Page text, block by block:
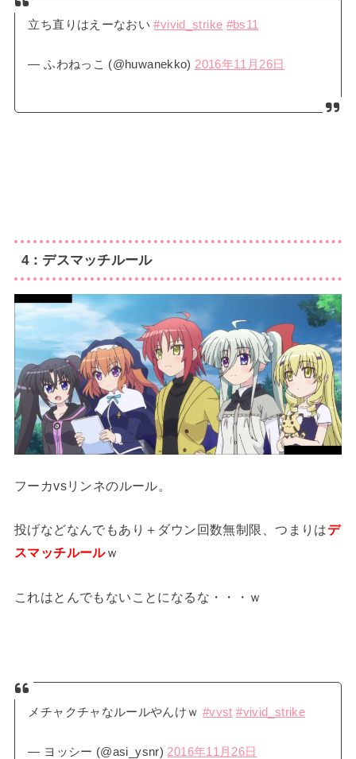
立ち直りはえーなおい#vivid_strike #bs11
— ふわねっこ (@huwanekko) 2016年11月26日
4：デスマッチルール
フーカvsリンネのルール。
投げなどなんでもあり＋ダウン回数無制限、つまりはデ
スマッチルールｗ
これはとんでもないことになるな・・・ｗ
メチャクチャなルールやんけｗ #vvst #vivid_strike
— ヨッシー (@asi_ysnr) 2016年11月26日